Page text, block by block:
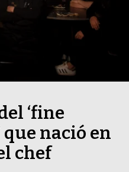
‘fine
nació en
chef